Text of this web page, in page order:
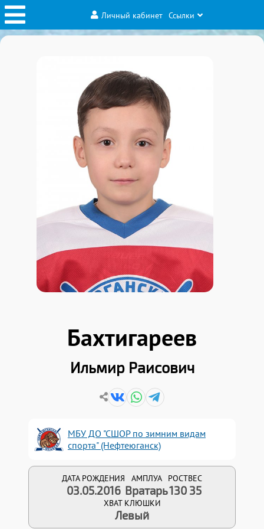
Личный кабинет Ссылки
Бахтигареев
Ильмир Раисович
МБУ ДО "СШОР по зимним видам
спорта" (Нефтеюганск)
ДАТА РОЖДЕНИЯ
03.05.2016
АМПЛУА
Вратарь
РОСТ
130
ВЕС
35
ХВАТ КЛЮШКИ
Левый